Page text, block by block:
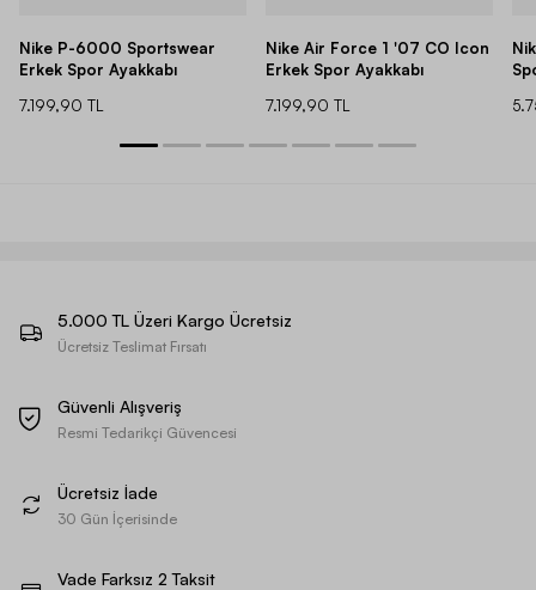
Nike P-6000 Sportswear
Erkek Spor Ayakkabı
7.199,90 TL
Nike Air Force 1 '07 CO Icon
Erkek Spor Ayakkabı
7.199,90 TL
5.000 TL Üzeri Kargo Ücretsiz
Ücretsiz Teslimat Fırsatı
Güvenli Alışveriş
Resmi Tedarikçi Güvencesi
Ücretsiz İade
30 Gün İçerisinde
Vade Farksız 2 Taksit